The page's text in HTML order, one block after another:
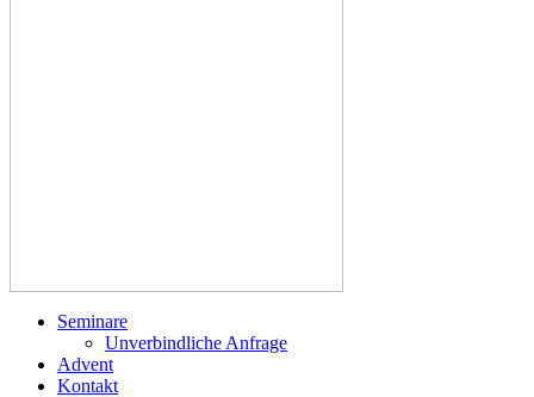
Seminare
Unverbindliche Anfrage
Advent
Kontakt